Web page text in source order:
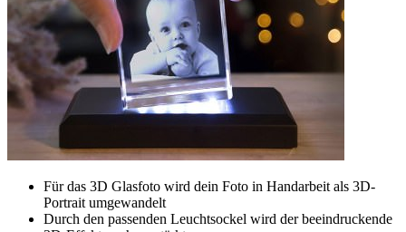
Für das 3D Glasfoto wird dein Foto in Handarbeit als 3D-
Portrait umgewandelt
Durch den passenden Leuchtsockel wird der beeindruckende